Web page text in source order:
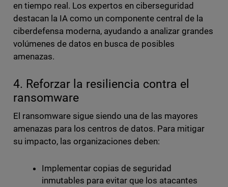
en tiempo real. Los expertos en ciberseguridad
destacan la IA como un componente central de la
ciberdefensa moderna, ayudando a analizar grandes
volúmenes de datos en busca de posibles
amenazas.
4. Reforzar la resiliencia contra el
ransomware
El ransomware sigue siendo una de las mayores
amenazas para los centros de datos. Para mitigar
su impacto, las organizaciones deben:
Implementar copias de seguridad
inmutables para evitar que los atacantes